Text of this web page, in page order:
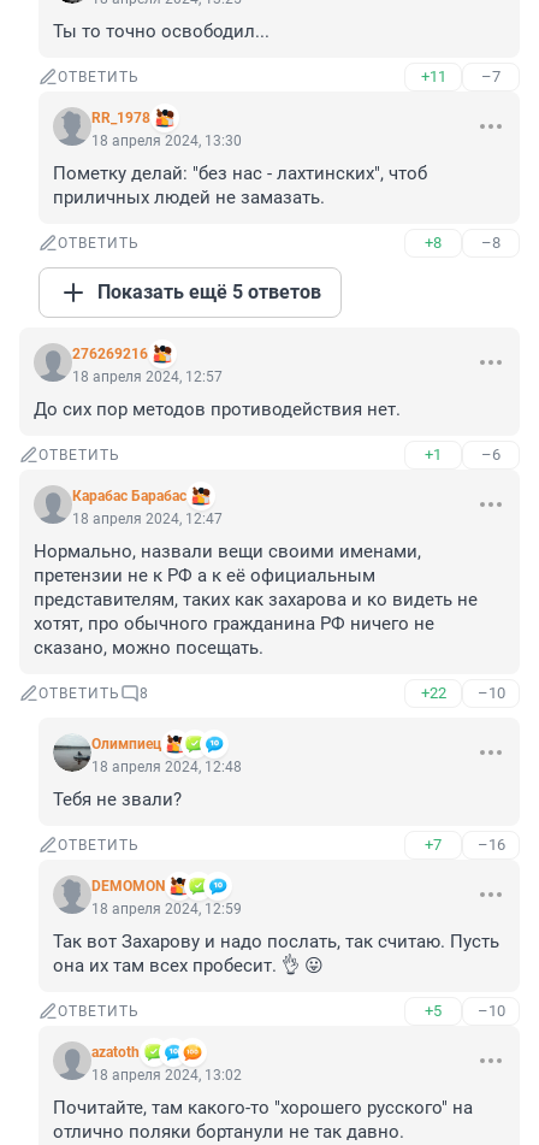
Ты то точно освободил...
ОТВЕТИТЬ +11 –7
RR_1978
18 апреля 2024, 13:30
Пометку делай: "без нас - лахтинских", чтоб
приличных людей не замазать.
ОТВЕТИТЬ +8 –8
Показать ещё 5 ответов
276269216
18 апреля 2024, 12:57
До сих пор методов противодействия нет.
ОТВЕТИТЬ +1 –6
Карабас Барабас
18 апреля 2024, 12:47
Нормально, назвали вещи своими именами,
претензии не к РФ а к её официальным
представителям, таких как захарова и ко видеть не
хотят, про обычного гражданина РФ ничего не
сказано, можно посещать.
ОТВЕТИТЬ 8 +22 –10
Олимпиец
18 апреля 2024, 12:48
Тебя не звали?
ОТВЕТИТЬ +7 –16
DEMOMON
18 апреля 2024, 12:59
Так вот Захарову и надо послать, так считаю. Пусть
она их там всех пробесит. 👌 😛
ОТВЕТИТЬ +5 –10
azatoth
18 апреля 2024, 13:02
Почитайте, там какого-то "хорошего русского" на
отлично поляки бортанули не так давно.